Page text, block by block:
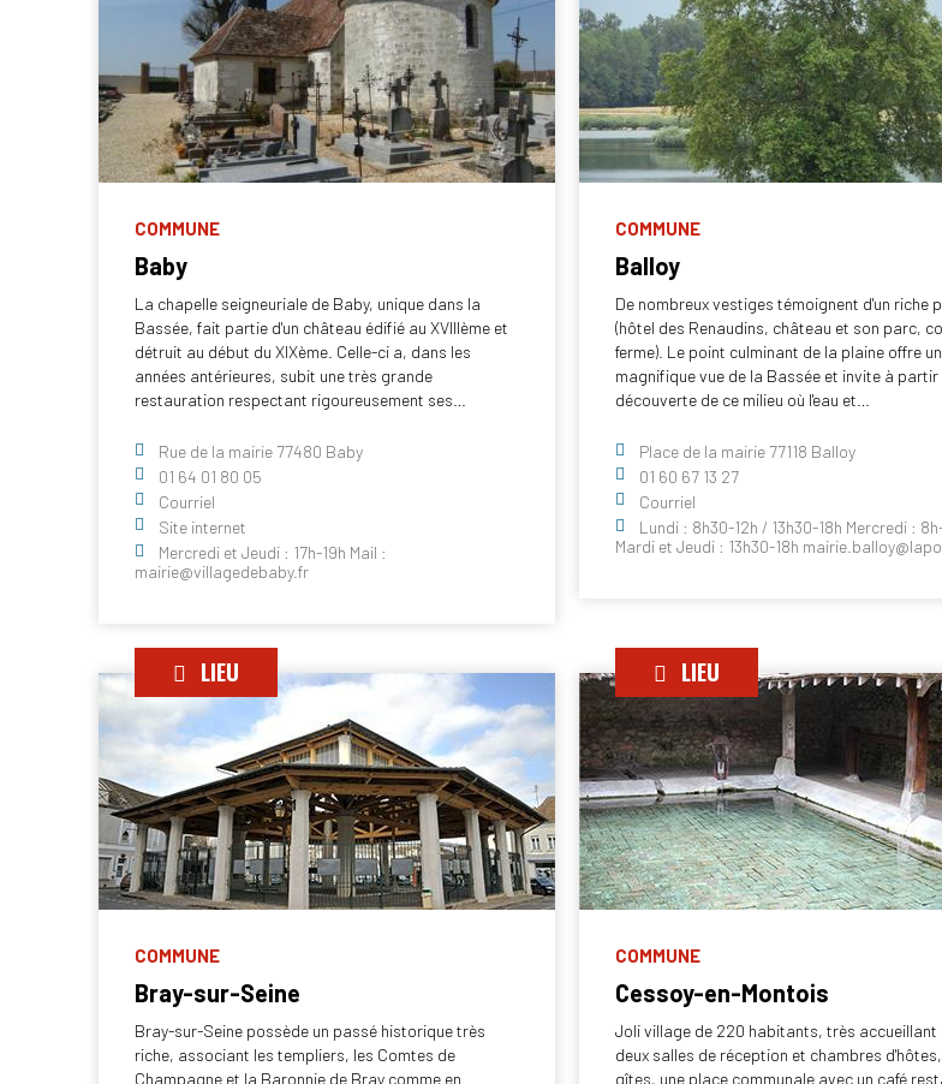
COMMUNE
Baby
La chapelle seigneuriale de Baby, unique dans la
Bassée, fait partie d'un château édifié au XVIIIème et
détruit au début du XIXème. Celle-ci a, dans les
années antérieures, subit une très grande
restauration respectant rigoureusement ses…
Rue de la mairie 77480 Baby
01 64 01 80 05
Courriel
Site internet
Mercredi et Jeudi : 17h-19h Mail :
mairie@villagedebaby.fr
COMMUNE
Balloy
De nombreux vestiges témoignent d'un riche
(hôtel des Renaudins, château et son parc,
ferme). Le point culminant de la plaine offre
magnifique vue de la Bassée et invite à partir
découverte de ce milieu où l'eau et…
Place de la mairie 77118 Balloy
01 60 67 13 27
Courriel
Lundi : 8h30-12h / 13h30-18h Mercredi :
Mardi et Jeudi : 13h30-18h
LIEU
COMMUNE
Bray-sur-Seine
Bray-sur-Seine possède un passé historique très
riche, associant les templiers, les Comtes de
Champagne et la Baronnie de Bray comme en
LIEU
COMMUNE
Cessoy-en-Montois
Joli village de 220 habitants, très accueillant
deux salles de réception et chambres
gîtes, une place communale avec un café